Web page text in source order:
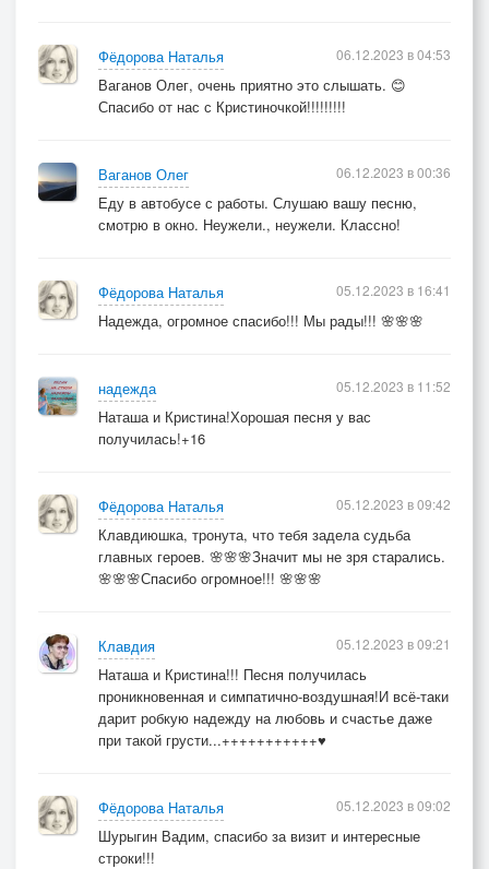
Фёдорова Наталья
Ваганов Олег, очень приятно это слышать. 😊
Спасибо от нас с Кристиночкой!!!!!!!!!
06.12.2023 в 04:53
Ваганов Олег
Еду в автобусе с работы. Слушаю вашу песню,
смотрю в окно. Неужели., неужели. Классно!
06.12.2023 в 00:36
Фёдорова Наталья
Надежда, огромное спасибо!!! Мы рады!!! 🌸🌸🌸
05.12.2023 в 16:41
надежда
Наташа и Кристина!Хорошая песня у вас
получилась!+16
05.12.2023 в 11:52
Фёдорова Наталья
Клавдиюшка, тронута, что тебя задела судьба
главных героев. 🌸🌸🌸Значит мы не зря старались.
🌸🌸🌸Спасибо огромное!!! 🌸🌸🌸
05.12.2023 в 09:42
Клавдия
Наташа и Кристина!!! Песня получилась
проникновенная и симпатично-воздушная!И всё-таки
дарит робкую надежду на любовь и счастье даже
при такой грусти...+++++++++++♥
05.12.2023 в 09:21
Фёдорова Наталья
Шурыгин Вадим, спасибо за визит и интересные
строки!!!
05.12.2023 в 09:02